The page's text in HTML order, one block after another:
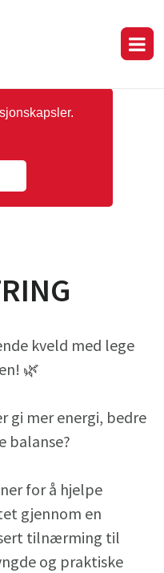
kveld med lege
🌿
gi mer energi, bedre
balanse?
for å hjelpe
gjennom en
tilnærming til
og praktiske